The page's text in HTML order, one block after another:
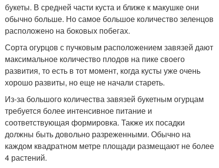
букеты. В средней части куста и ближе к макушке они
обычно больше. Но самое большое количество зеленцов
расположено на боковых побегах.
Сорта огурцов с пучковым расположением завязей дают
максимальное количество плодов на пике своего
развития, то есть в тот момент, когда кусты уже очень
хорошо развиты, но еще не начали стареть.
Из-за большого количества завязей букетным огурцам
требуется более интенсивное питание и
соответствующая формировка. Также их посадки
должны быть довольно разреженными. Обычно на
каждом квадратном метре площади размещают не более
4 растений.